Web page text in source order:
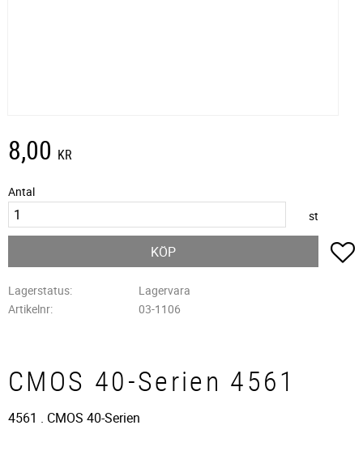
8,00 KR
Antal
st
KÖP
Lagerstatus
Lagervara
Artikelnr
03-1106
CMOS 40-Serien 4561
4561 . CMOS 40-Serien